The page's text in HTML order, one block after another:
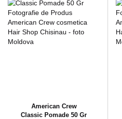
American Crew
Classic Pomade 50 Gr